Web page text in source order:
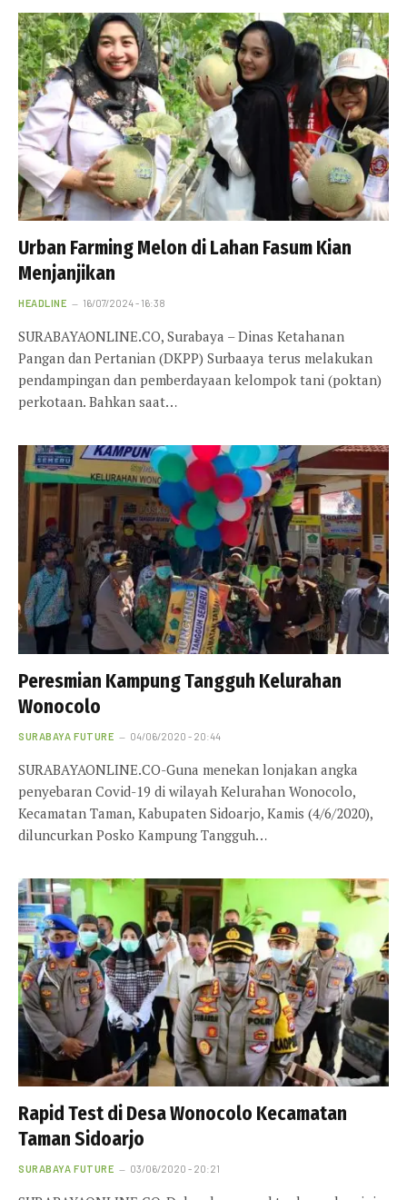
Urban Farming Melon di Lahan Fasum Kian
Menjanjikan
HEADLINE 16/07/2024 - 16:38
SURABAYAONLINE.CO, Surabaya – Dinas Ketahanan
Pangan dan Pertanian (DKPP) Surbaaya terus melakukan
pendampingan dan pemberdayaan kelompok tani (poktan)
perkotaan. Bahkan saat…
Peresmian Kampung Tangguh Kelurahan
Wonocolo
SURABAYA FUTURE 04/06/2020 - 20:44
SURABAYAONLINE.CO-Guna menekan lonjakan angka
penyebaran Covid-19 di wilayah Kelurahan Wonocolo,
Kecamatan Taman, Kabupaten Sidoarjo, Kamis (4/6/2020),
diluncurkan Posko Kampung Tangguh…
Rapid Test di Desa Wonocolo Kecamatan
Taman Sidoarjo
SURABAYA FUTURE 03/06/2020 - 20:21